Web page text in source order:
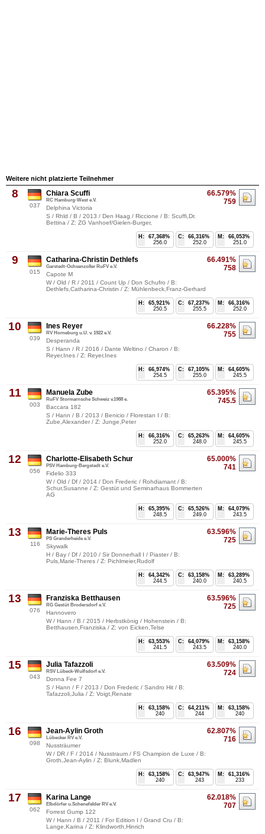
Weitere nicht platzierte Teilnehmer
8
037
66.579%
759
Chiara Scuffi
RC Hamburg-West e.V.
Delphina Victoria
S / Rhld / B / 2013 / Den Haag / Riccione / B: Scuffi,Dr.
Bettina / Z: ZG Vanhoef/Gielen-Burger,
M:
66,053%
251.0
C:
66,316%
252.0
H:
67,368%
256.0
9
015
66.491%
758
Catharina-Christin Dethlefs
Garstedt-Ochsenzoller RuFV e.V.
Capote M
W / Old / R / 2011 / Count Up / Don Schufro / B:
Dethlefs,Catharina-Christin / Z: Mühlenbeck,Franz-Gerhard
M:
66,316%
252.0
C:
67,237%
255.5
H:
65,921%
250.5
10
039
66.228%
755
Ines Reyer
RV Horneburg u.U. v. 1922 e.V.
Desperanda
S / Hann / R / 2016 / Dante Weltino / Charon / B:
Reyer,Ines / Z: Reyer,Ines
M:
64,605%
245.5
C:
67,105%
255.0
H:
66,974%
254.5
11
003
65.395%
745.5
Manuela Zube
RuFV Stormarnsche Schweiz v.1988 e.
Baccara 182
S / Hann / B / 2013 / Benicio / Florestan I / B:
Zube,Alexander / Z: Junge,Peter
M:
64,605%
245.5
C:
65,263%
248.0
H:
66,316%
252.0
12
056
65.000%
741
Charlotte-Elisabeth Schur
PSV Hamburg-Bergstedt e.V.
Fidelio 333
W / Old / Df / 2014 / Don Frederic / Rohdiamant / B:
Schur,Susanne / Z: Gestüt und Seminarhaus Bommerten
AG
M:
64,079%
243.5
C:
65,526%
249.0
H:
65,395%
248.5
13
116
63.596%
725
Marie-Theres Puls
PS Granderheide e.V.
Skywalk
H / Bay / Df / 2010 / Sir Donnerhall I / Piaster / B:
Puls,Marie-Theres / Z: Pichlmeier,Rudolf
M:
63,289%
240.5
C:
63,158%
240.0
H:
64,342%
244.5
13
076
63.596%
725
Franziska Betthausen
RG Gestüt Brodersdorf e.V.
Hannovero
W / Hann / B / 2015 / Herbstkönig / Hohenstein / B:
Betthausen,Franziska / Z: von Eicken,Telse
M:
63,158%
240.0
C:
64,079%
243.5
H:
63,553%
241.5
15
043
63.509%
724
Julia Tafazzoli
RSV Lübeck-Wulfsdorf e.V.
Donna Fee 7
S / Hann / F / 2013 / Don Frederic / Sandro Hit / B:
Tafazzoli,Julia / Z: Voigt,Renate
M:
63,158%
240
C:
64,211%
244
H:
63,158%
240
16
098
62.807%
716
Jean-Aylin Groth
Lübecker RV e.V.
Nussträumer
W / DR / F / 2014 / Nusstraum / FS Champion de Luxe / B:
Groth,Jean-Aylin / Z: Blunk,Madlen
M:
61,316%
233
C:
63,947%
243
H:
63,158%
240
17
062
62.018%
707
Karina Lange
Elbdörfer u.Schenefelder RV e.V.
Forrest Gump 122
W / Hann / B / 2011 / For Edition I / Grand Cru / B:
Lange,Karina / Z: Klindworth,Hinrich